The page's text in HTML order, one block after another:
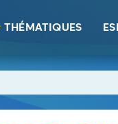
THÉMATIQUES